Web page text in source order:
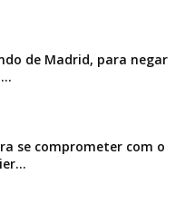
de Madrid, para negar
se comprometer com o